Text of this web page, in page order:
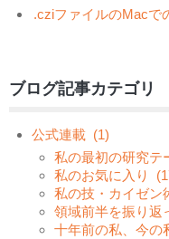
.cziファイルのMacで
ブログ記事カテゴリ
公式連載 (1)
私の最初の研究テ
私のお気に入り
私の技・カイゼン
領域前半を振り返
十年前の私、今の